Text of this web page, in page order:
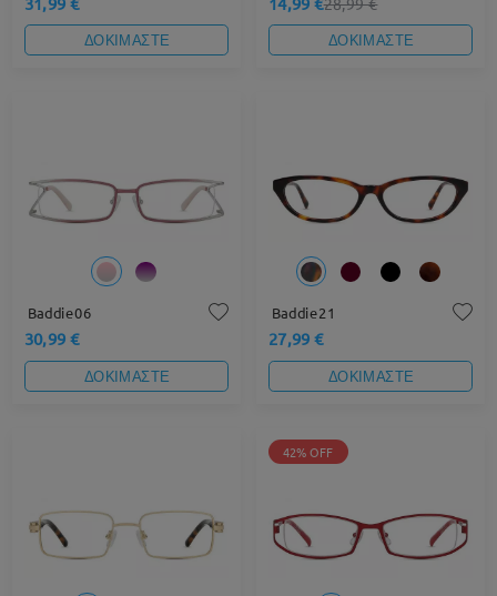
ΔΟΚΙΜΑΣΤΕ ΔΟΚΙΜΑΣΤΕ
Baddie06
30,99 €
ΔΟΚΙΜΑΣΤΕ
Baddie21
27,99 €
ΔΟΚΙΜΑΣΤΕ
42% OFF